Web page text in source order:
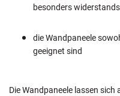
besonders
die Wandpaneele
geeignet sind
Die Wandpaneele lassen sich